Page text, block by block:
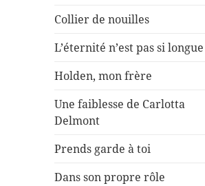
Collier de nouilles
L’éternité n’est pas si longue
Holden, mon frère
Une faiblesse de Carlotta
Delmont
Prends garde à toi
Dans son propre rôle